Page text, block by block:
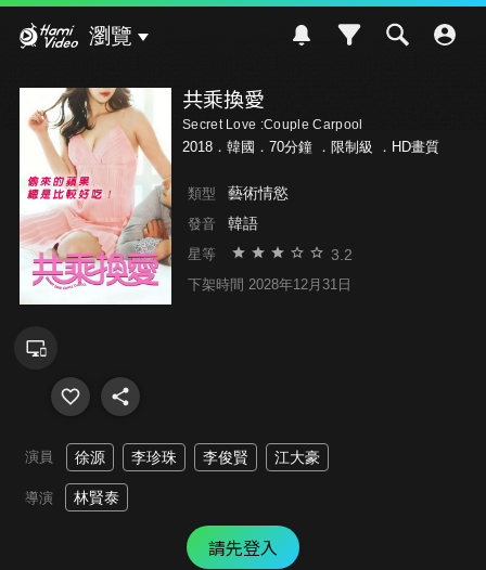
瀏覽
共乘換愛
Secret Love :Couple Carpool
2018．韓國．70分鐘 ． 限制級 ．HD畫質
類型 藝術情慾
發音 韓語
星等 3.2
下架時間 2028年12月31日
演員 徐源 李珍珠 李俊賢 江大豪
導演 林賢泰
請先登入